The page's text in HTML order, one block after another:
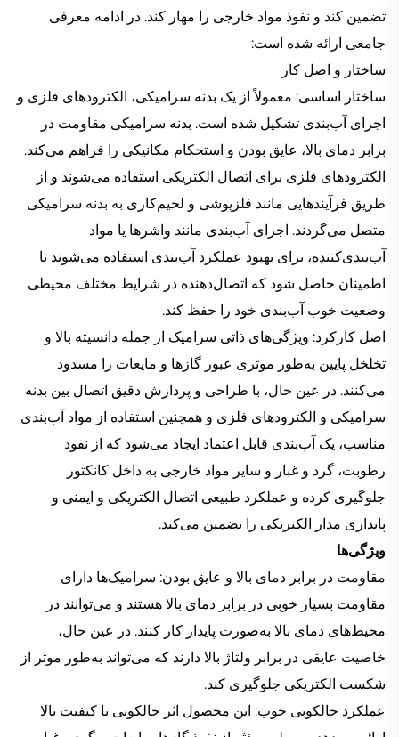
تضمین کند و نفوذ مواد خارجی را مهار کند. در ادامه معرفی
جامعی ارائه شده است:
ساختار و اصل کار
ساختار اساسی: معمولاً از یک بدنه سرامیکی، الکترودهای فلزی و
اجزای آب‌بندی تشکیل شده است. بدنه سرامیکی مقاومت در
برابر دمای بالا، عایق بودن و استحکام مکانیکی را فراهم می‌کند.
الکترودهای فلزی برای اتصال الکتریکی استفاده می‌شوند و از
طریق فرآیندهایی مانند فلزپوشی و لحیم‌کاری به بدنه سرامیکی
متصل می‌گردند. اجزای آب‌بندی مانند واشرها یا مواد
آب‌بندی‌کننده، برای بهبود عملکرد آب‌بندی استفاده می‌شوند تا
اطمینان حاصل شود که اتصال‌دهنده در شرایط مختلف محیطی
وضعیت خوب آب‌بندی خود را حفظ کند.
اصل کارکرد: ویژگی‌های ذاتی سرامیک از جمله دانسیته بالا و
تخلخل پایین به‌طور موثری عبور گازها و مایعات را مسدود
می‌کنند. در عین حال، با طراحی و پردازش دقیق اتصال بین بدنه
سرامیکی و الکترودهای فلزی و همچنین استفاده از مواد آب‌بندی
مناسب، یک آب‌بندی قابل اعتماد ایجاد می‌شود که از نفوذ
رطوبت، گرد و غبار و سایر مواد خارجی به داخل کانکتور
جلوگیری کرده و عملکرد طبیعی اتصال الکتریکی و ایمنی و
پایداری مدار الکتریکی را تضمین می‌کند.
ویژگی‌ها
مقاومت در برابر دمای بالا و عایق بودن: سرامیک‌ها دارای
مقاومت بسیار خوبی در برابر دمای بالا هستند و می‌توانند در
محیط‌های دمای بالا به‌صورت پایدار کار کنند. در عین حال،
خاصیت عایقی در برابر ولتاژ بالا دارند که می‌تواند به‌طور موثر از
شکست الکتریکی جلوگیری کند.
عملکرد خالکوبی خوب: این محصول اثر خالکوبی با کیفیت بالا